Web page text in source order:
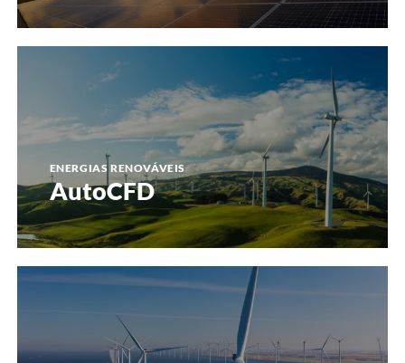
ENERGIAS RENOVÁVEIS
AutoCFD
Cobra